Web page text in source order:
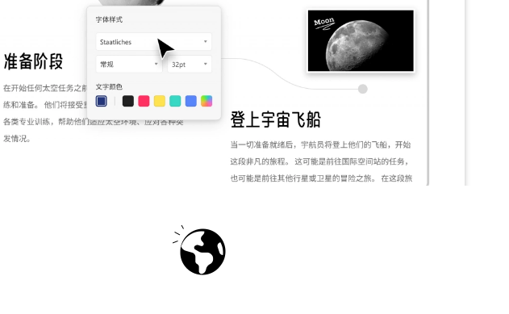
例，介绍如何在PDF文件中编辑文字：